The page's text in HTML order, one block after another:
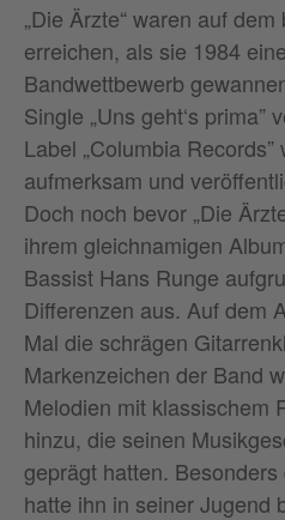
„Die Ärzte“ waren auf
erreichen, als sie 1984
Bandwettbewerb
Single „Uns geht‘s prima”
Label „Columbia
aufmerksam und
Doch noch bevor „Die
ihrem gleichnamigen
Bassist Hans Runge
Differenzen aus. Auf dem
Mal die schrägen
Markenzeichen der Band
Melodien mit klassischem
hinzu, die seinen
geprägt hatten.
hatte ihn in seiner Jugend